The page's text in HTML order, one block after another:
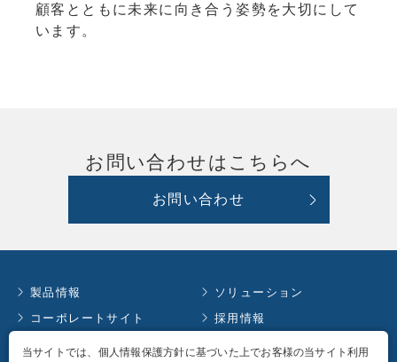
顧客とともに未来に向き合う姿勢を大切にして
います。
お問い合わせはこちらへ
お問い合わせ
製品情報
ソリューション
コーポレートサイト
採用情報
当サイトでは、個人情報保護方針に基づいた上でお客様の当サイト利用